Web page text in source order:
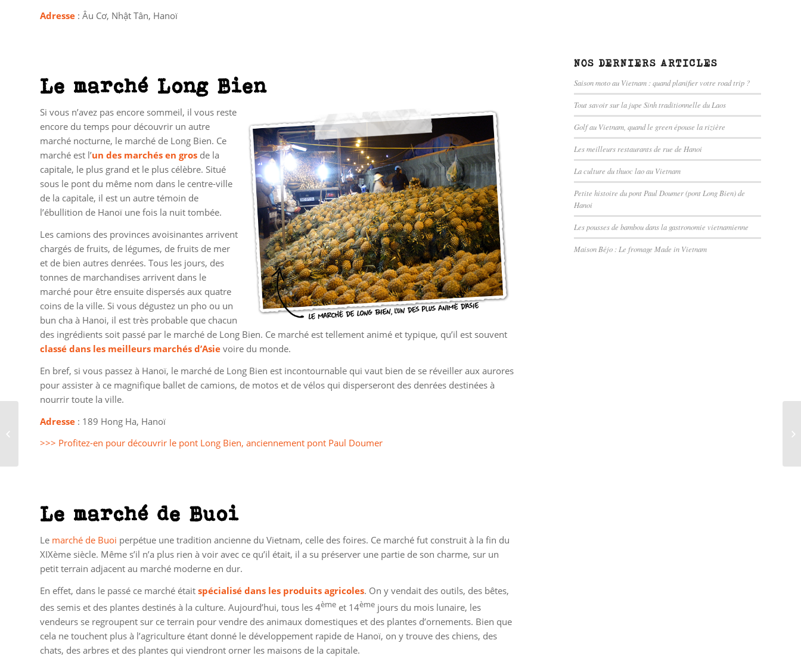
Adresse : Âu Cơ, Nhật Tân, Hanoï
Le marché Long Bien
Si vous n’avez pas encore sommeil, il vous reste
encore du temps pour découvrir un autre
marché nocturne, le marché de Long Bien. Ce
marché est l’un des marchés en gros de la
capitale, le plus grand et le plus célèbre. Situé
sous le pont du même nom dans le centre-ville
de la capitale, il est un autre témoin de
l’ébullition de Hanoï une fois la nuit tombée.
Les camions des provinces avoisinantes arrivent
chargés de fruits, de légumes, de fruits de mer
et de bien autres denrées. Tous les jours, des
tonnes de marchandises arrivent dans le
marché pour être ensuite dispersés aux quatre
coins de la ville. Si vous dégustez un pho ou un
bun cha à Hanoi, il est très probable que chacun
des ingrédients soit passé par le marché de Long Bien. Ce marché est tellement animé et typique, qu’il est souvent
classé dans les meilleurs marchés d’Asie voire du monde.
En bref, si vous passez à Hanoï, le marché de Long Bien est incontournable qui vaut bien de se réveiller aux aurores
pour assister à ce magnifique ballet de camions, de motos et de vélos qui disperseront des denrées destinées à
nourrir toute la ville.
Adresse : 189 Hong Ha, Hanoï
>>> Profitez-en pour découvrir le pont Long Bien, anciennement pont Paul Doumer
Le marché de Buoi
Le marché de Buoi perpétue une tradition ancienne du Vietnam, celle des foires. Ce marché fut construit à la fin du
XIXème siècle. Même s’il n’a plus rien à voir avec ce qu’il était, il a su préserver une partie de son charme, sur un
petit terrain adjacent au marché moderne en dur.
En effet, dans le passé ce marché était spécialisé dans les produits agricoles. On y vendait des outils, des bêtes,
des semis et des plantes destinés à la culture. Aujourd’hui, tous les 4ème et 14ème jours du mois lunaire, les
vendeurs se regroupent sur ce terrain pour vendre des animaux domestiques et des plantes d’ornements. Bien que
cela ne touchent plus à l’agriculture étant donné le développement rapide de Hanoï, on y trouve des chiens, des
chats, des arbres et des plantes qui viendront orner les maisons de la capitale.
NOS DERNIERS ARTICLES
Saison moto au Vietnam : quand planifier votre road trip ?
Tout savoir sur la jupe Sinh traditionnelle du Laos
Golf au Vietnam, quand le green épouse la rizière
Les meilleurs restaurants de rue de Hanoi
La culture du thuoc lao au Vietnam
Petite histoire du pont Paul Doumer (pont Long Bien) de
Hanoi
Les pousses de bambou dans la gastronomie vietnamienne
Maison Béjo : Le fromage Made in Vietnam
Les meilleurs itinéraires
de trek au Vietnam